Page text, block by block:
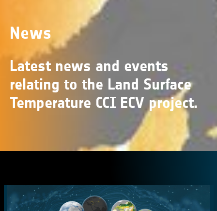
News
Latest news and events
relating to the Land Surface
Temperature CCI ECV project.